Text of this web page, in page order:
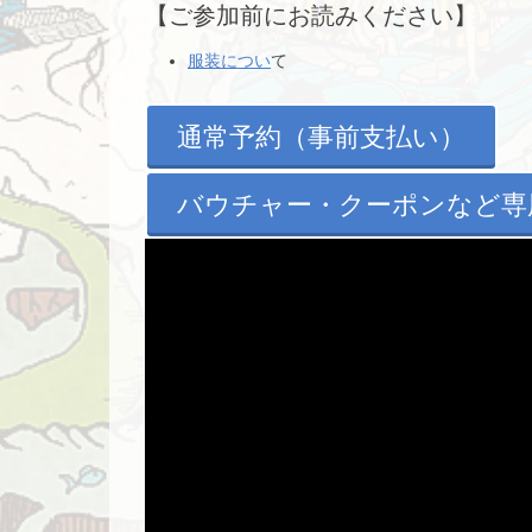
【ご参加前にお読みください】
服装について
通常予約（事前支払い）
バウチャー・クーポンなど